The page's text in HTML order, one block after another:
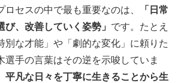
ロセスの中で最も重要なのは、
「日常
、改善していく姿勢」 です。たとえ
別な才能」や「劇的な変化」に頼りた
選手の言葉はその逆を示唆していま
平凡な日々を丁寧に生きることから生